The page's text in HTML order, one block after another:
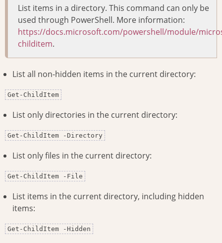
List items in a directory. This command can only be
used through PowerShell. More information:
https://docs.microsoft.com/powershell/module/
childitem.
List all non-hidden items in the current directory:
Get-ChildItem
List only directories in the current directory:
Get-ChildItem -Directory
List only files in the current directory:
Get-ChildItem -File
List items in the current directory, including hidden
items:
Get-ChildItem -Hidden